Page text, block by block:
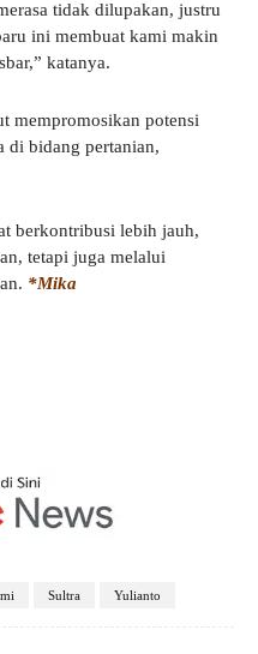
tidak dilupakan, justru
ini membuat kami makin
katanya.
mempromosikan potensi
di bidang pertanian,
berkontribusi lebih jauh,
tetapi juga melalui
*Mika
Sultra Yulianto